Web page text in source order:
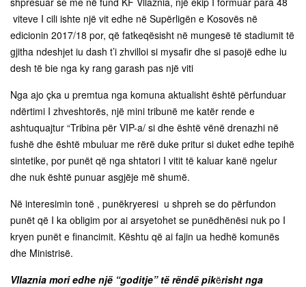
viteve I cili ishte një vit edhe në Supërligën e Kosovës në
edicionin 2017/18 por, që fatkeqësisht në mungesë të stadiumit të
gjitha ndeshjet iu dash t’i zhvilloi si mysafir dhe si pasojë edhe iu
desh të bie nga ky rang garash pas një viti
Nga ajo çka u premtua nga komuna aktualisht është përfunduar
ndërtimi I zhveshtorës, një mini tribunë me katër rende e
ashtuquajtur “Tribina për VIP-a/ si dhe është vënë drenazhi në
fushë dhe është mbuluar me rërë duke pritur si duket edhe tepihë
sintetike, por punët që nga shtatori I vitit të kaluar kanë ngelur
dhe nuk është punuar asgjëje më shumë.
Në interesimin tonë , punëkryeresi u shpreh se do përfundon
punët që I ka obligim por ai arsyetohet se punëdhënësi nuk po I
kryen punët e financimit. Kështu që ai fajin ua hedhë komunës
dhe Ministrisë.
Vllaznia mori edhe një “goditje” të rëndë pikërisht nga